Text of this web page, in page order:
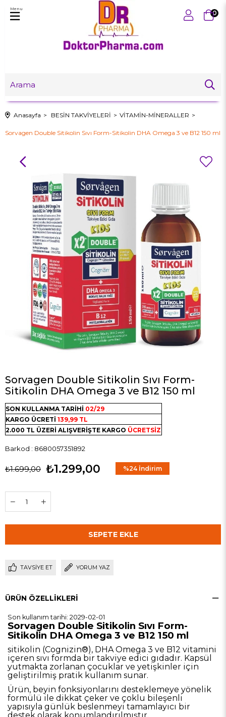
0
Menu
Anasayfa BESİN TAKVİYELERİ VİTAMİN-MİNERALLER
Sorvagen Double Sitikolin Sıvı Form-Sitikolin DHA Omega 3 ve B12 150 ml
Sorvagen Double Sitikolin Sıvı Form-
Sitikolin DHA Omega 3 ve B12 150 ml
SON KULLANMA TARİHİ 02/29
KARGO ÜCRETİ139,99 TL
2.000 TL ÜZERİ ALIŞVERİŞTE KARGO ÜCRETSİZ
Barkod : 8680057351892
₺1.699,00 ₺1.299,00 %24 İndirim
TAVSIYE ET YORUM YAZ
ÜRÜN ÖZELLIKLERI
Son kullanım tarihi: 2029-02-01
Sorvagen Double Sitikolin Sıvı Form-
Sitikolin DHA Omega 3 ve B12 150 ml
sitikolin (Cognizin®), DHA Omega 3 ve B12 vitamini
içeren sıvı formda bir takviye edici gıdadır. Kapsül
yutmakta zorlanan çocuklar ve yetişkinler için
geliştirilmiş pratik kullanım sunar.
Ürün, beyin fonksiyonlarını desteklemeye yönelik
formülü ile dikkat çeker ve çoklu bileşenli
yapısıyla günlük beslenmeyi tamamlayıcı bir